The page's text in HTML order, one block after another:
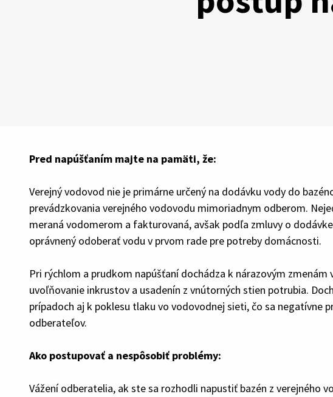
Pred napúšťaním majte na pamäti, že:
Verejný vodovod nie je primárne určený na dodávku vody do
prevádzkovania verejného vodovodu mimoriadnym odberom.
meraná vodomerom a fakturovaná, avšak podľa zmluvy o
oprávnený odoberať vodu v prvom rade pre potreby domácnosti.
Pri rýchlom a prudkom napúšťaní dochádza k nárazovým
uvoľňovanie inkrustov a usadenín z vnútorných stien potrubia.
prípadoch aj k poklesu tlaku vo vodovodnej sieti, čo sa negatívne
odberateľov.
Ako postupovať a nespôsobiť problémy:
Vážení odberatelia, ak ste sa rozhodli napustiť bazén z